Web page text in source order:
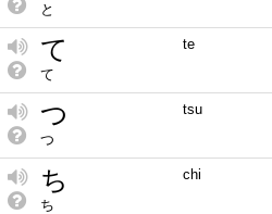
と
て
て
te
つ
つ
tsu
ち
ち
chi